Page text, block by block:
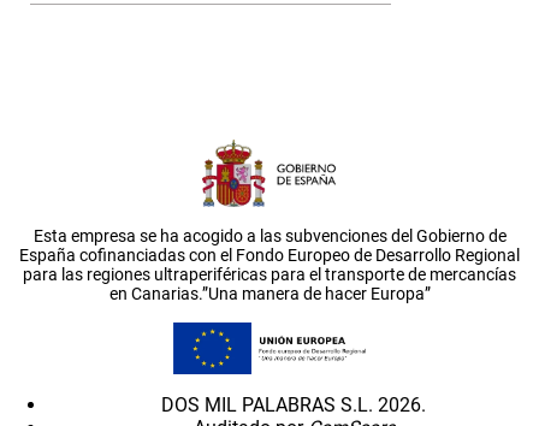
Esta empresa se ha acogido a las subvenciones del Gobierno de
España cofinanciadas con el Fondo Europeo de Desarrollo Regional
para las regiones ultraperiféricas para el transporte de mercancías
en Canarias.”Una manera de hacer Europa”
DOS MIL PALABRAS S.L. 2026.